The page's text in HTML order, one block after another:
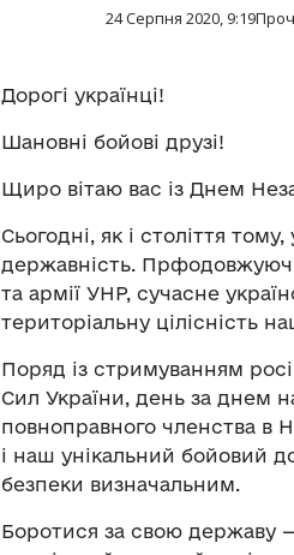
24 Серпня 2020, 9:19
Дорогі українці!
Шановні бойові друзі!
Щиро вітаю вас із Днем
Сьогодні, як і століття
державність. Прфодовжуючи
та армії УНР, сучасне
територіальну цілісність
Поряд із стримуванням
Сил України, день за днем
повноправного членства в
і наш унікальний бойовий
безпеки визначальним.
Боротися за свою державу